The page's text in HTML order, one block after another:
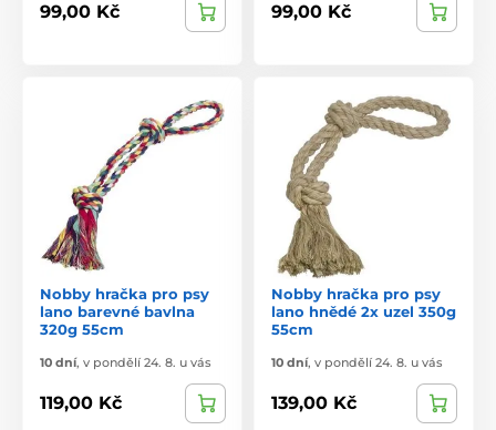
99,00 Kč 99,00 Kč
Nobby hračka pro psy
lano barevné bavlna
320g 55cm
10 dní, v pondělí 24. 8. u vás
119,00 Kč
Nobby hračka pro psy
lano hnědé 2x uzel 350g
55cm
10 dní, v pondělí 24. 8. u vás
139,00 Kč